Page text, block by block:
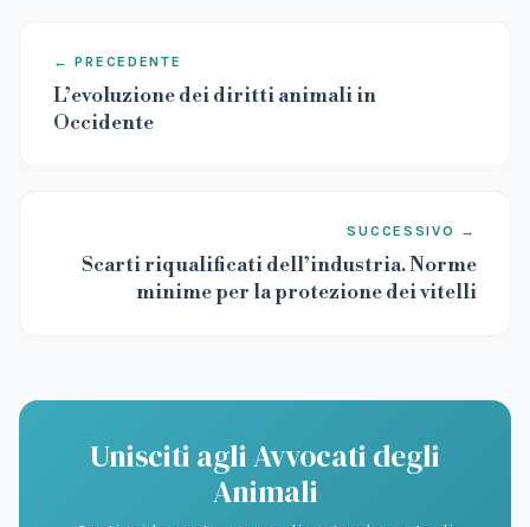
← PRECEDENTE
L’evoluzione dei diritti animali in
Occidente
SUCCESSIVO →
Scarti riqualificati dell’industria. Norme
minime per la protezione dei vitelli
Unisciti agli Avvocati degli
Animali